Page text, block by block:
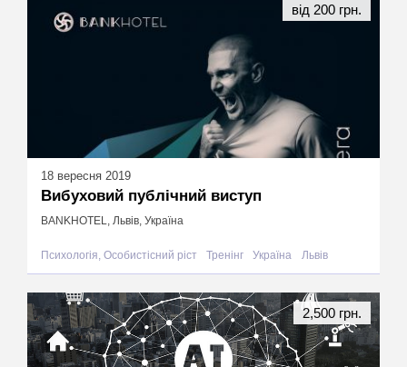
18 вересня 2019
Вибуховий публічний виступ
BANKHOTEL, Львів, Україна
Психологія, Особистісний ріст Тренінг Україна Львів
від 200 грн.
2,500 грн.